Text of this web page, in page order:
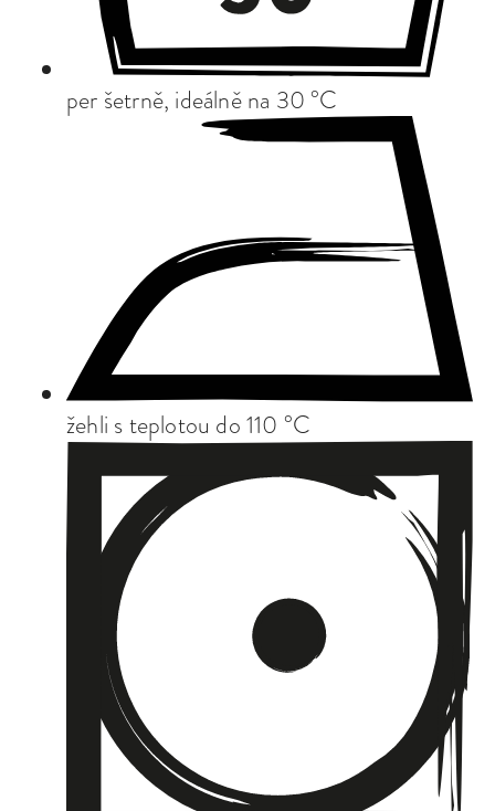
per šetrně, ideálně na 30 °C
žehli s teplotou do 110 °C